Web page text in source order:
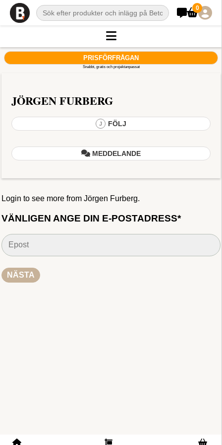
0
PRISFÖRFRÅGAN
Snabbt, gratis och projektanpassat
Login to see more from Jörgen Furberg.
VÄNLIGEN ANGE DIN E-POSTADRESS*
JÖRGEN FURBERG
J FÖLJ
MEDDELANDE